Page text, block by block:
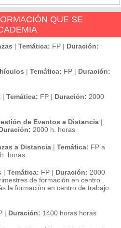
QUE SE
| Temática: FP | Duración:
| Temática: FP | Duración:
| Temática: FP | Duración: 2000
de Eventos a Distancia |
2000 h. horas
a Distancia | Temática: FP a
horas
| Temática: FP | Duración: 2000
de formación en centro
la formación en centro de trabajo
| Duración: 1400 horas horas